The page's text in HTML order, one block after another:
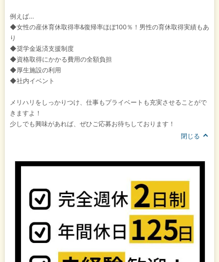
例えば…
◆女性の産休育休取得率&復帰率ほぼ100％！男性の育休取得実績もあ
り
◆奨学金返済支援制度
◆資格取得にかかる費用の全額負担
◆厚生施設の利用
◆社内イベント
メリハリをしっかりつけ、仕事もプライベートも充実させることがで
きますよ！
少しでも興味があれば、ぜひご応募お待ちしております！
閉じる